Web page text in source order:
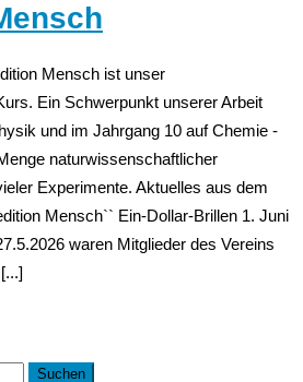
Mensch ist unser
Ein Schwerpunkt unserer Arbeit
und im Jahrgang 10 auf Chemie -
naturwissenschaftlicher
Experimente. Aktuelles aus dem
Mensch`` Ein-Dollar-Brillen 1. Juni
waren Mitglieder des Vereins